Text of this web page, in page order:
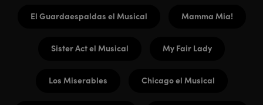
El Guardaespaldas el Musical Mamma Mia!
Sister Act el Musical My Fair Lady
Los Miserables Chicago el Musical